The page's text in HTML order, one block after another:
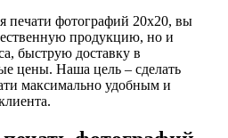
печати фотографий 20х20, вы
продукцию, но и
быструю доставку в
цены. Наша цель – сделать
максимально удобным и